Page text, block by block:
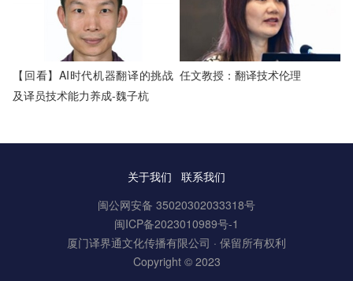
【回看】AI时代机器翻译的挑战
及译员技术能力养成-魏子杭
任文教授：翻译技术伦理
关于我们
联系我们
闽公网安备 35020302033318号
闽ICP备2023010989号-1
厦门译界通文化传播有限公司 · 保留所有权利
Copyright © 2023